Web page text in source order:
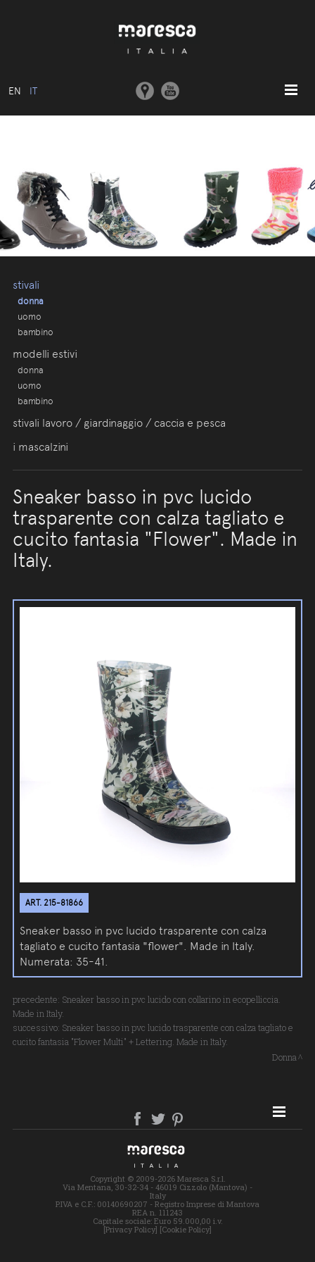
EN IT
STAMPI E MACCHINARI
COMUNICAZIONE
stivali
donna
uomo
bambino
modelli estivi
donna
uomo
bambino
stivali lavoro / giardinaggio / caccia e pesca
i mascalzini
Sneaker basso in pvc lucido
trasparente con calza tagliato e
cucito fantasia "Flower". Made in
Italy.
ART. 215-81866
Sneaker basso in pvc lucido trasparente con calza
tagliato e cucito fantasia "flower". Made in Italy.
Numerata: 35-41.
precedente: Sneaker basso in pvc lucido con collarino in ecopelliccia.
Made in Italy.
successivo: Sneaker basso in pvc lucido trasparente con calza tagliato e
cucito fantasia "Flower Multi" + Lettering. Made in Italy.
Donna
SITE MAP
Copyright © 2009-2026 Maresca S.r.l.
Via Mentana, 30-32-34 - 46019 Cizzolo (Mantova) -
Italy
P.IVA e C.F.: 00140690207 - Registro Imprese di Mantova
REA n. 111243
Capitale sociale: Euro 59.000,00 i.v.
[Privacy Policy] [Cookie Policy]